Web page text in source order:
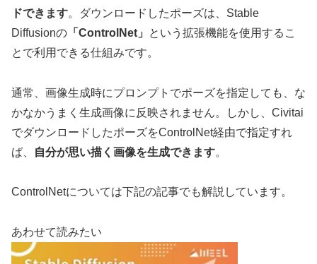
ドできます。ダウンロードしたポーズは、Stable
Diffusionの 「ControlNet」
という拡張機能を使用するこ
とで利用できる仕組みです。
通常、画像生成時にプロンプトでポーズを指定しても、な
かなかうまく生成画像に反映されません。しかし、Civitai
でダウンロードしたポーズをControlNet経由で指定すれ
ば、
自分が思い描く画像を生成できます。
ControlNetについては下記の記事でも解説しています。
あわせて読みたい